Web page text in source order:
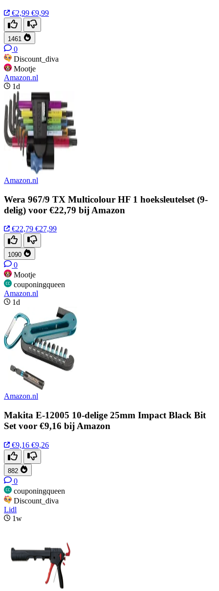
€2,99 €9,99
1461
0
Discount_diva
Mootje
Amazon.nl
1d
Amazon.nl
Wera 967/9 TX Multicolour HF 1 hoeksleutelset (9-
delig) voor €22,79 bij Amazon
€22,79 €27,99
1090
0
Mootje
couponingqueen
Amazon.nl
1d
Amazon.nl
Makita E-12005 10-delige 25mm Impact Black Bit
Set voor €9,16 bij Amazon
€9,16 €9,26
882
0
couponingqueen
Discount_diva
Lidl
1w